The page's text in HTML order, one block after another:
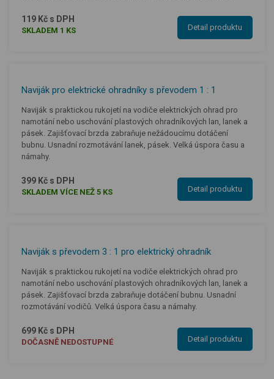
119 Kč s DPH
SKLADEM 1 KS Detail produktu
Naviják pro elektrické ohradníky s převodem 1 : 1
Naviják s praktickou rukojetí na vodiče elektrických ohrad pro
namotání nebo uschování plastových ohradníkových lan, lanek a
pásek. Zajišťovací brzda zabraňuje nežádoucímu dotáčení
bubnu. Usnadní rozmotávání lanek, pásek. Velká úspora času a
námahy.
399 Kč s DPH
SKLADEM VÍCE NEŽ 5 KS Detail produktu
Naviják s převodem 3 : 1 pro elektrický ohradník
Naviják s praktickou rukojetí na vodiče elektrických ohrad pro
namotání nebo uschování plastových ohradníkových lan, lanek a
pásek. Zajišťovací brzda zabraňuje dotáčení bubnu. Usnadní
rozmotávání vodičů. Velká úspora času a námahy.
699 Kč s DPH
DOČASNĚ NEDOSTUPNÉ Detail produktu